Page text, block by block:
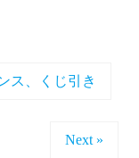
ス、くじ引き
Next »